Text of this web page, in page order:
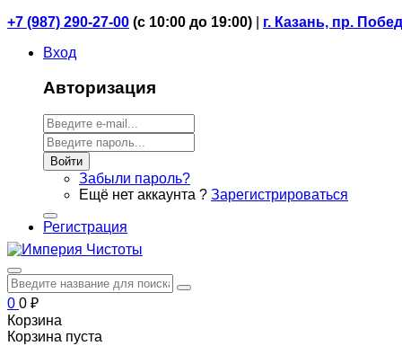
+7 (987) 290-27-00 (с 10:00 до 19:00)
г. Казань, пр.
Вход
Авторизация
Войти
Забыли пароль?
Ещё нет аккаунта ? Зарегистрироваться
Регистрация
0 0 ₽
Корзина
Корзина пуста